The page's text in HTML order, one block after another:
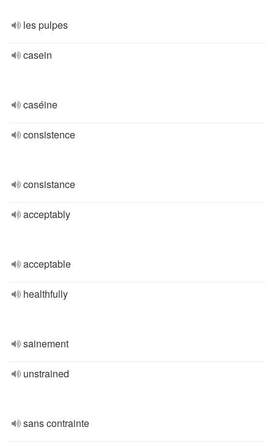
les pulpes
casein
caséine
consistence
consistance
acceptably
acceptable
healthfully
sainement
unstrained
sans contrainte